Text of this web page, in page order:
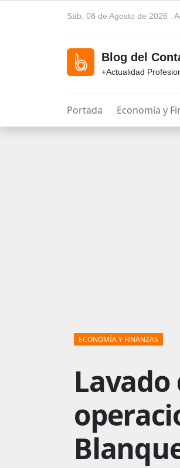
Sáb, 08 de Agosto de 2026 .
Blog del
+Actualidad
Portada Economía y
ECONOMÍA Y FINANZAS